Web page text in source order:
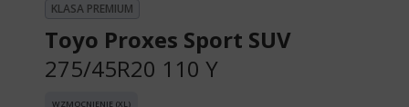
KLASA PREMIUM
Toyo Proxes Sport SUV
275/45R20 110 Y
WZMOCNIENIE (XL)